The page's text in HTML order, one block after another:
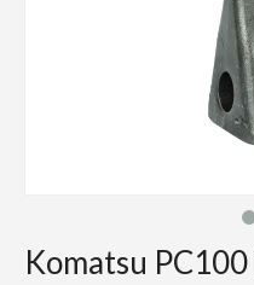
Komatsu